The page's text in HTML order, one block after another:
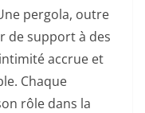
pergola, outre
de support à des
accrue et
Chaque
rôle dans la